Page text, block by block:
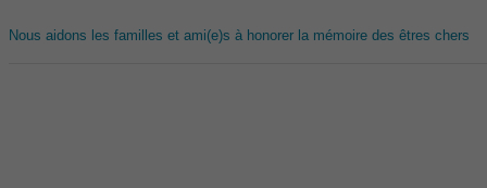
Nous aidons les familles et ami(e)s à honorer la mémoire des êtres chers